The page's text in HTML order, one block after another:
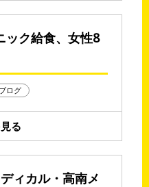
ック給食、女性8
ログ
る
ィカル・高南メ